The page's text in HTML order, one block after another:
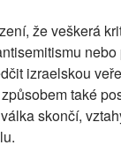
že veškerá
izraelskou
také
skončí,